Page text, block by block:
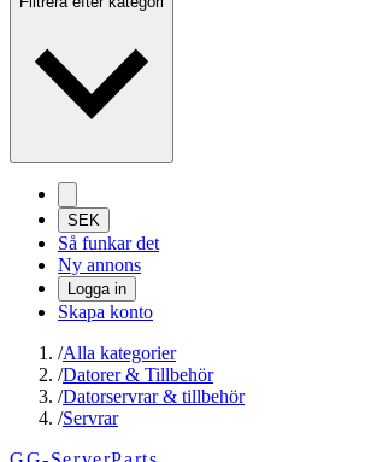
SEK
Så funkar det
Ny annons
Logga in
Skapa konto
/Alla kategorier
/Datorer & Tillbehör
/Datorservrar & tillbehör
/Servrar